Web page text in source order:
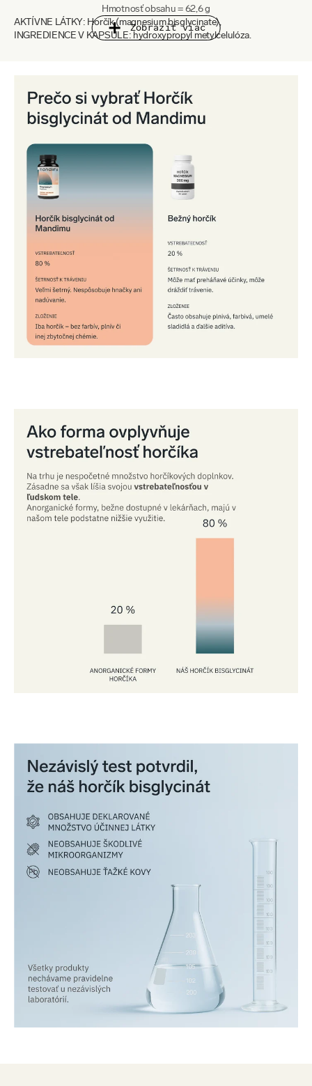
Hmotnosť obsahu = 62,6 g
AKTÍVNE LÁTKY: Horčík (magnesium bisglycinate),
INGREDIENCE V KAPSULE: hydroxypropyl metylcelulóza.
Kapsuly vždy zapite dostatočným množstvom tekutiny, ideálne
vodou.
Výživový doplnok.
Vhodné pre športovcov.
Nie je vhodný pre deti. Tehotné a dojčiace ženy by mali jeho mali
Neprekračujte odporúčanú dennú dávku.
Nie je určený ako náhrada pestrej stravy.
Uchovávajte mimo dosahu detí.
Skladujte v suchu a teplote do 25 ° C, chráňte pred priamym
slnečným žiarením.
Upozornenie
Dátum spotreby je uvedený na obale.
Zobraziť viac